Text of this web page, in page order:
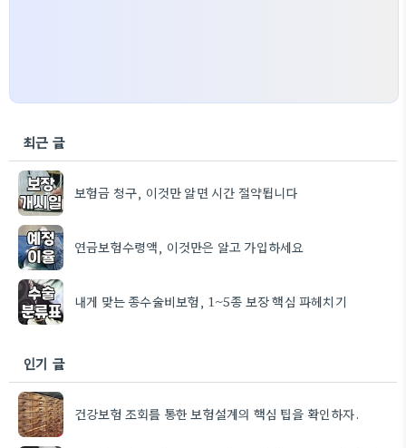
최근 글
보험금 청구, 이것만 알면 시간 절약됩니다
연금보험수령액, 이것만은 알고 가입하세요
내게 맞는 종수술비보험, 1~5종 보장 핵심 파헤치기
인기 글
건강보험 조회를 통한 보험설계의 핵심 팁을 확인하자.